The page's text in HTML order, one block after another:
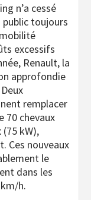
n’a cessé
public toujours
excessifs
Renault, la
approfondie
remplacer
70 chevaux
kW),
Ces nouveaux
le
dans les
h.